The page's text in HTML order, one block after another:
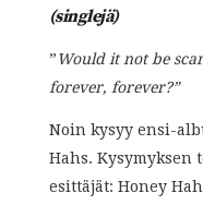
(singlejä)
”Would it not be
forever, forever?”
Noin kysyy ensi-
Hahs. Kysymyksen
esittäjät: Honey